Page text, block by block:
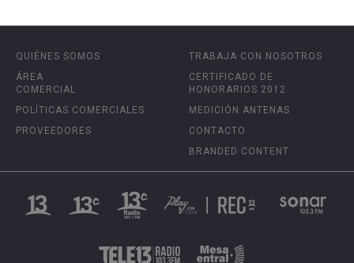
QUIÉNES SOMOS
ÁREA
COMERCIAL
POLÍTICAS COMERCIALES
PROVEEDORES
TRABAJA CON NOSOTROS
CERTIFICADO DE
HONORARIOS 2012
MEDICIÓN ANTENAS
CONTACTO
BRANDED CONTENT